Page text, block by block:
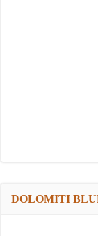
DOLOMITI